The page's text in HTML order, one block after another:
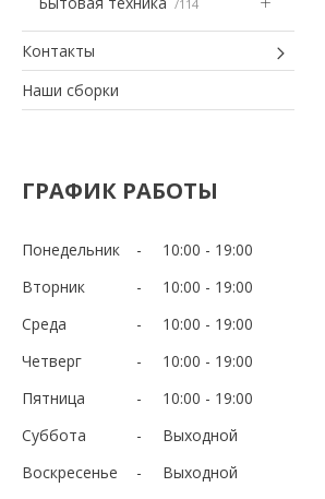
114
Контакты
Наши сборки
ГРАФИК РАБОТЫ
Понедельник 10:00
19:00
Вторник
10:00
19:00
Среда
10:00
19:00
Четверг
10:00
19:00
Пятница
10:00
19:00
Суббота
Выходной
Воскресенье
Выходной